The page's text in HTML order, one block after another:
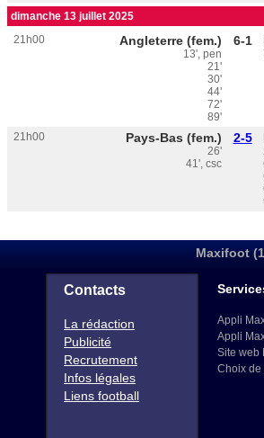
dimanche 13 juillet 2025
21h00
Angleterre (fem.) 6-1
13', pen
21'
30'
44'
72'
89'
21h00 Pays-Bas (fem.) 2-5
26'
41', csc
Maxifoot
Contacts
La rédaction
Publicité
Recrutement
Infos légales
Liens football
Appli
Appli
Site web
Choix de